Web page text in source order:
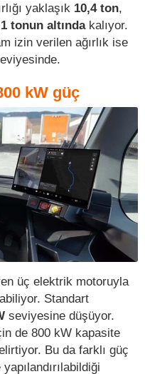
yaklaşık 10,4 ton,
tonun altındakalıyor.
izin verilen ağırlık ise
kW güç
üç elektrik motoruyla
Standart
seviyesine düşüyor.
de 800 kW kapasite
Bu da farklı güç